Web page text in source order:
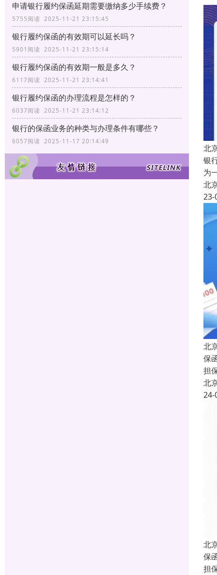
申请银行履约保函延期需要缴纳多少手续费？
5755阅读 2025-11-21 23:15:45
银行履约保函的有效期可以延长吗？
5901阅读 2025-11-21 23:15:14
银行履约保函的有效期一般是多久？
6117阅读 2025-11-21 23:14:41
银行履约保函的办理流程是怎样的？
6037阅读 2025-11-21 23:14:12
银行的保函业务的种类与办理条件有哪些？
6057阅读 2025-11-17 20:14:49
北
银
为
北
23-
北
保
担
北
24-
北
保
担